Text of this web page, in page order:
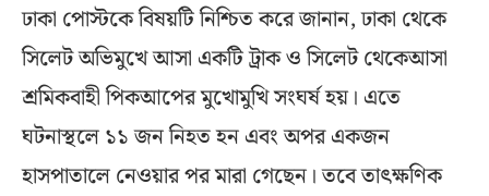
ঢাকা পোস্টকে বিষয়টি নিশ্চিত করে জানান, ঢাকা থেকে
সিলেট অভিমুখে আসা একটি ট্রাক ও সিলেট থেকেআসা
শ্রমিকবাহী পিকআপের মুখোমুখি সংঘর্ষ হয়। এতে
ঘটনাস্থলে ১১ জন নিহত হন এবং অপর একজন
হাসপাতালে নেওয়ার পর মারা গেছেন। তবে তাৎক্ষণিক